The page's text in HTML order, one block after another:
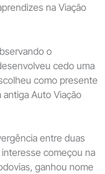
na Viação
o
cedo uma
como presente
antiga Auto Viação
entre duas
começou na
ganhou nome